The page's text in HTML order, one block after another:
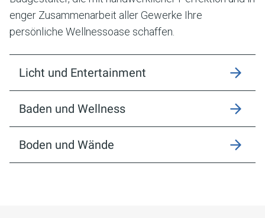
enger Zusammenarbeit aller Gewerke Ihre
persönliche Wellnessoase schaffen.
Licht und Entertainment
Baden und Wellness
Boden und Wände